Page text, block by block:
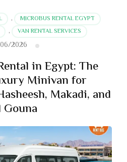
MICROBUS RENTAL EGYPT
,
VAN RENTAL SERVICES
,
2026
in Egypt: The
Minivan for
Makadi, and
Gouna